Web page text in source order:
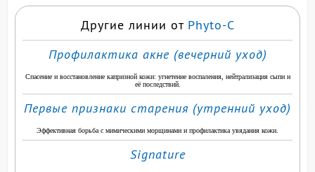
Другие линии от Phyto-C
Профилактика акне (вечерний уход)
Спасение и восстановление капризной кожи: угнетение воспаления, нейтрализация сыпи и
её последствий.
Первые признаки старения (утренний уход)
Эффективная борьба с мимическими морщинами и профилактика увядания кожи.
Signature